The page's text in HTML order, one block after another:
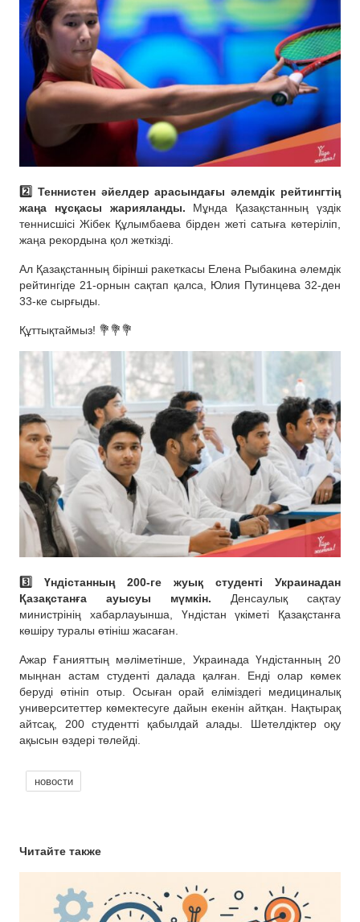
2️⃣ Теннистен әйелдер арасындағы әлемдік рейтингтің
жаңа нұсқасы жарияланды. Мұнда Қазақстанның үздік
теннисшісі Жібек Құлымбаева бірден жеті сатыға көтеріліп,
жаңа рекордына қол жеткізді.
Ал Қазақстанның бірінші ракеткасы Елена Рыбакина әлемдік
рейтингіде 21-орнын сақтап қалса, Юлия Путинцева 32-ден
33-ке сырғыды.
Құттықтаймыз! 💐💐💐
3️⃣ Үндістанның 200-ге жуық студенті Украинадан
Қазақстанға ауысуы мүмкін. Денсаулық сақтау
министрінің хабарлауынша, Үндістан үкіметі Қазақстанға
көшіру туралы өтініш жасаған.
Ажар Ғанияттың мәліметінше, Украинада Үндістанның 20
мыңнан астам студенті далада қалған. Енді олар көмек
беруді өтініп отыр. Осыған орай еліміздегі медициналық
университеттер көмектесуге дайын екенін айтқан. Нақтырақ
айтсақ, 200 студентті қабылдай алады. Шетелдіктер оқу
ақысын өздері төлейді.
новости
Читайте также